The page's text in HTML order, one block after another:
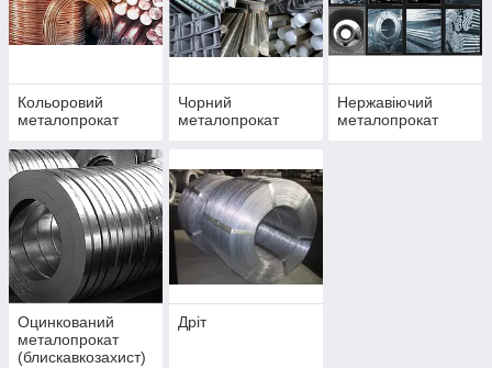
Кольоровий
металопрокат
Чорний
металопрокат
Нержавіючий
металопрокат
Оцинкований
металопрокат
(блискавкозахист)
Дріт